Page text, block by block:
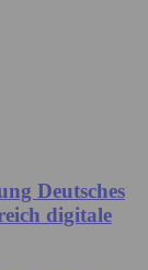
Deutsches
digitale